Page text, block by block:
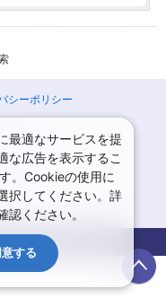
シーポリシー
リリース
ップ
All rights reserved.
最適なサービスを提
な広告を表示するこ
。Cookieの使用に
択してください。詳
認ください。
意する